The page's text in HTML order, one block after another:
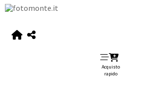
Acquisto
rapido